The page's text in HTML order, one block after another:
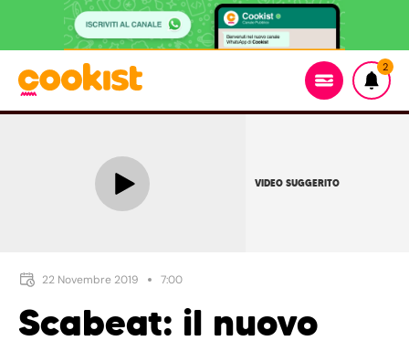
2
VIDEO SUGGERITO
22 Novembre 2019 7:00
Scabeat: il nuovo